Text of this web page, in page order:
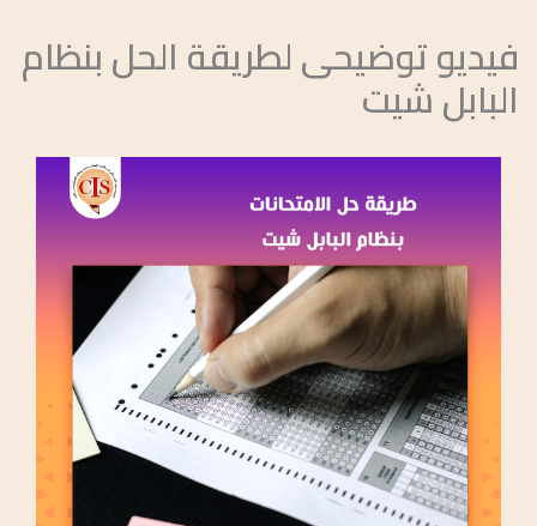
فيديو توضيحى لطريقة الحل بنظام
البابل شيت